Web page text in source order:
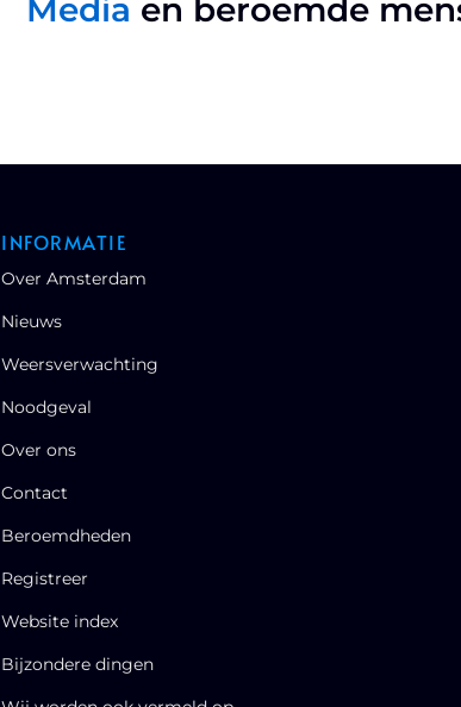
Media en beroemde
INFORMATIE
Over Amsterdam
Nieuws
Weersverwachting
Noodgeval
Over ons
Contact
Beroemdheden​
Registreer
Website index
Bijzondere dingen